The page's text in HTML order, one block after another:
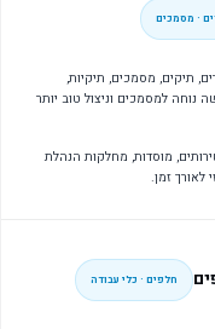
· מסמכים
תיקים, מסמכים, תיקיות,
נוחה למסמכים וניצול טוב יותר
מוסדות, מחלקות הנהלת
זמן.
חלפים · כלי עבודה